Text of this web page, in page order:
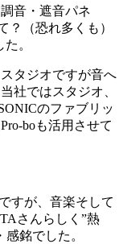
音・遮音パネ
？（恐れ多くも）
。
タジオですが音へ
社ではスタジオ、
のファブリッ
boも活用させて
すが、音楽そして
さんらしく”熱
銘でした。